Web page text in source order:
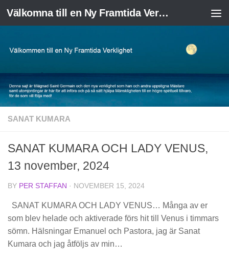
Skip to content Välkomna till en Ny Framtida Verklighet
SANAT KUMARA
SANAT KUMARA OCH LADY VENUS,
13 november, 2024
BY PER STAFFAN · NOVEMBER 15, 2024
SANAT KUMARA OCH LADY VENUS… Många av er
som blev helade och aktiverade förs hit till Venus i timmars
sömn. Hälsningar Emanuel och Pastora, jag är Sanat
Kumara och jag åtföljs av min…